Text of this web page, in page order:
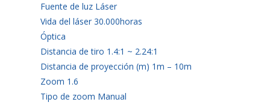
Fuente de luz Láser
Vida del láser 30.000horas
Óptica
Distancia de tiro 1.4:1 ~ 2.24:1
Distancia de proyección (m) 1m – 10m
Zoom 1.6
Tipo de zoom Manual